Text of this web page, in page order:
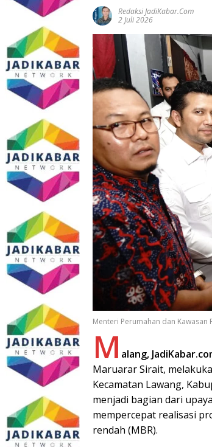
Redaksi JadiKabar.com
2 Juli 2026
Menteri Perumahan dan Kawasan
M alang,
Maruarar Sirait,
Kecamatan Lawang,
menjadi bagian dari
mempercepat realisasi
rendah (MBR).